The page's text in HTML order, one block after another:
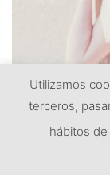
Utilizamos
terceros,
hábitos